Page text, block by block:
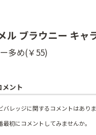
ル ブラウニー キャ
多め(￥55)
メント
バレッジに関するコメントはありま
最初にコメントしてみませんか。